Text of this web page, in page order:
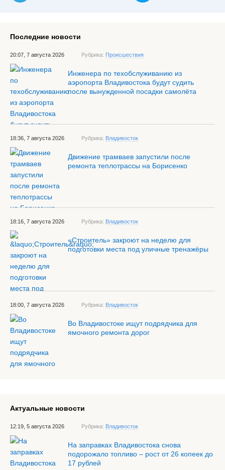
Последние новости
20:07, 7 августа 2026 Рубрика: Происшествия
Инженера по техобслуживанию из
аэропорта Владивостока будут судить
после вынужденной посадки самолёта
18:36, 7 августа 2026 Рубрика: Владивосток
Движение трамваев запустили после
ремонта теплотрассы на Борисенко
18:16, 7 августа 2026 Рубрика: Владивосток
«Строитель» закроют на неделю для
подготовки места под уличные тренажёры
18:00, 7 августа 2026 Рубрика: Владивосток
Во Владивостоке ищут подрядчика для
ямочного ремонта дорог
Актуальные новости
12:19, 5 августа 2026 Рубрика: Владивосток
На заправках Владивостока снова
подорожало топливо – рост от 26 копеек до
17 рублей